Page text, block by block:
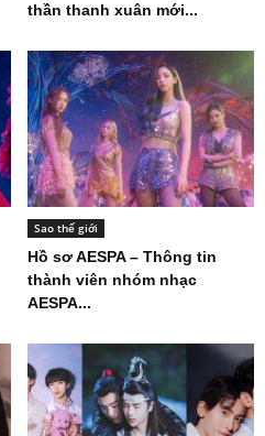
thần thanh xuân mới...
Sao thế giới
Hồ sơ AESPA – Thông tin
thành viên nhóm nhạc
AESPA...